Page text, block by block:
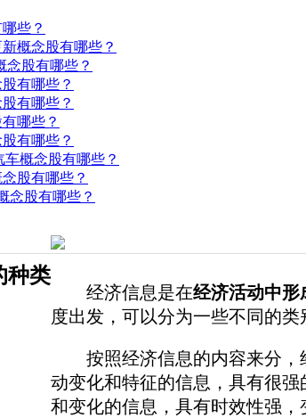
些？
概念股有哪些？
念股有哪些？
有哪些？
有哪些？
哪些？
有哪些？
概念股有哪些？
股有哪些？
念股有哪些？
种类
经济信息是在经济活动中形
度出发，可以分为一些不同的类
按照经济信息的内容来分，
动变化和特征的信息，具有很
和变化的信息，具有时效性强，